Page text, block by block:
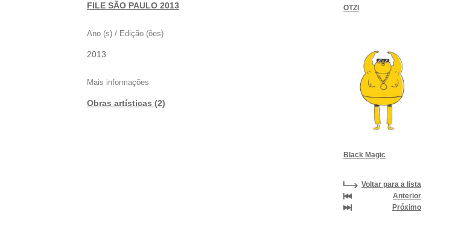
FILE SÃO PAULO 2013
Ano (s) / Edição (ões)
2013
Mais informações
Obras artísticas (2)
OTZI
Black Magic
Voltar para a lista
Anterior
Próximo